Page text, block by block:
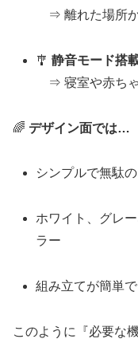
⇒ 離れた場所
🎐静音モード搭
⇒ 寝室や赤ちゃ
🌈 デザイン面では…
シンプルで無駄
ホワイト、グレ
ラー
組み立てが簡単
このように『必要な